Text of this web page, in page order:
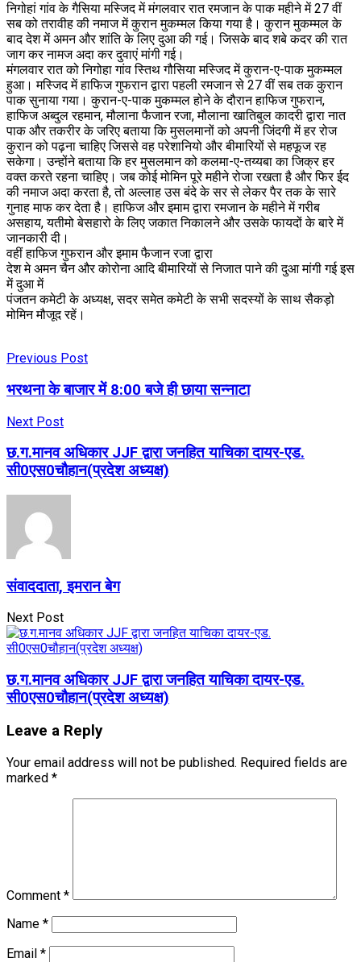
निगोहां गांव के गैसिया मस्जिद में मंगलवार रात रमजान के पाक महीने में 27 वीं
सब को तरावीह की नमाज में कुरान मुकम्मल किया गया है। कुरान मुकम्मल के
बाद देश में अमन और शांति के लिए दुआ की गई। जिसके बाद शबे कदर की रात
जाग कर नामज अदा कर दुवाएं मांगी गई।
मंगलवार रात को निगोहा गांव स्तिथ गौसिया मस्जिद में कुरान-ए-पाक मुकम्मल
हुआ। मस्जिद में हाफिज गुफरान द्वारा पहली रमजान से 27 वीं सब तक कुरान
पाक सुनाया गया। कुरान-ए-पाक मुकम्मल होने के दौरान हाफिज गुफरान,
हाफिज अब्दुल रहमान, मौलाना फैजान रजा, मौलाना खातिबुल कादरी द्वारा नात
पाक और तकरीर के जरिए बताया कि मुसलमानों को अपनी जिंदगी में हर रोज
कुरान को पढ़ना चाहिए जिससे वह परेशानियो और बीमारियों से महफूज रह
सकेगा। उन्होंने बताया कि हर मुसलमान को कलमा-ए-तय्यबा का जिक्र हर
वक्त करते रहना चाहिए। जब कोई मोमिन पूरे महीने रोजा रखता है और फिर ईद
की नमाज अदा करता है, तो अल्लाह उस बंदे के सर से लेकर पैर तक के सारे
गुनाह माफ कर देता है। हाफिज और इमाम द्वारा रमजान के महीने में गरीब
असहाय, यतीमो बेसहारो के लिए जकात निकालने और उसके फायदों के बारे में
जानकारी दी।
वहीं हाफिज गुफरान और इमाम फैजान रजा द्वारा
देश मे अमन चैन और कोरोना आदि बीमारियों से निजात पाने की दुआ मांगी गई इस
में दुआ में
पंजतन कमेटी के अध्यक्ष, सदर समेत कमेटी के सभी सदस्यों के साथ सैकड़ो
मोमिन मौजूद रहें।
Previous Post
भरथना के बाजार में 8:00 बजे ही छाया सन्नाटा
Next Post
छ.ग.मानव अधिकार JJF द्वारा जनहित याचिका दायर-एड.
सी0एस0चौहान(प्रदेश अध्यक्ष)
संवाददाता, इमरान बेग
Next Post
छ.ग.मानव अधिकार JJF द्वारा जनहित याचिका दायर-एड.
सी0एस0चौहान(प्रदेश अध्यक्ष)
Leave a Reply
Your email address will not be published. Required fields are
marked *
Comment *
Name *
Email *